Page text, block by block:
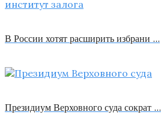
В России хотят расширить избрани …
Президиум Верховного суда сократ …